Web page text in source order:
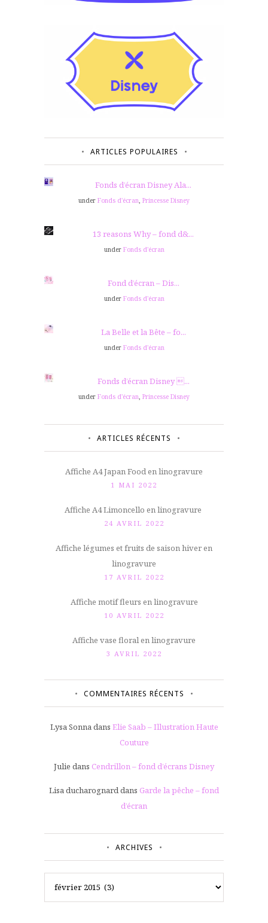
ARTICLES POPULAIRES
Fonds d’écran Disney Ala...
under Fonds d'écran, Princesse Disney
13 reasons Why – fond d&...
under Fonds d'écran
Fond d’écran – Dis...
under Fonds d'écran
La Belle et la Bête – fo...
under Fonds d'écran
Fonds d’écran Disney ...
under Fonds d'écran, Princesse Disney
ARTICLES RÉCENTS
Affiche A4 Japan Food en linogravure
1 MAI 2022
Affiche A4 Limoncello en linogravure
24 AVRIL 2022
Affiche légumes et fruits de saison hiver en
linogravure
17 AVRIL 2022
Affiche motif fleurs en linogravure
10 AVRIL 2022
Affiche vase floral en linogravure
3 AVRIL 2022
COMMENTAIRES RÉCENTS
Lysa Sonnadans Elie Saab – Illustration Haute
Couture
Julie dans Cendrillon – fond d’écrans Disney
Lisa ducharognarddans Garde la pêche – fond
d’écran
ARCHIVES